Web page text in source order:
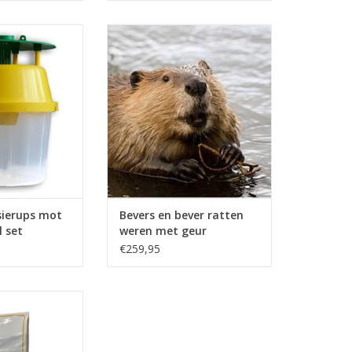
mot
rupsen te
2 capsules
WINKELWAGEN
mot
set
Bever en beverratten weren met
Brimex Tupoleum geurpaal voor
het beschermen en weren van
bevers.
TOEVOEGEN AAN WINKELWAGEN
Bevers en bever ratten
weren met geur
€259,95
gezond
gerealiseerd.